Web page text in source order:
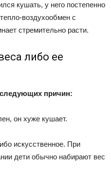
кушать, у него постепенно
воздухообмен с
стремительно расти.
либо ее
следующих причин:
он хуже кушает.
искусственное. При
дети обычно набирают вес